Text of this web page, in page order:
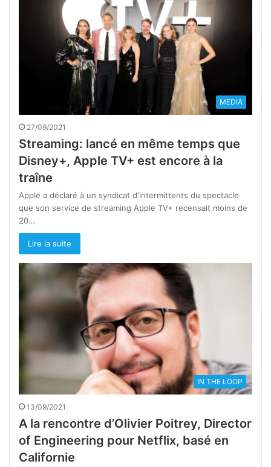
MEDIA
27/09/2021
Streaming: lancé en même temps que
Disney+, Apple TV+ est encore à la
traîne
Apple a déclaré à un syndicat d'intermittents du spectacle
que son service de streaming Apple TV+ recensait moins de
20…
Lire la suite
IN THE LOOP
13/09/2021
A la rencontre d’Olivier Poitrey, Director
of Engineering pour Netflix, basé en
Californie